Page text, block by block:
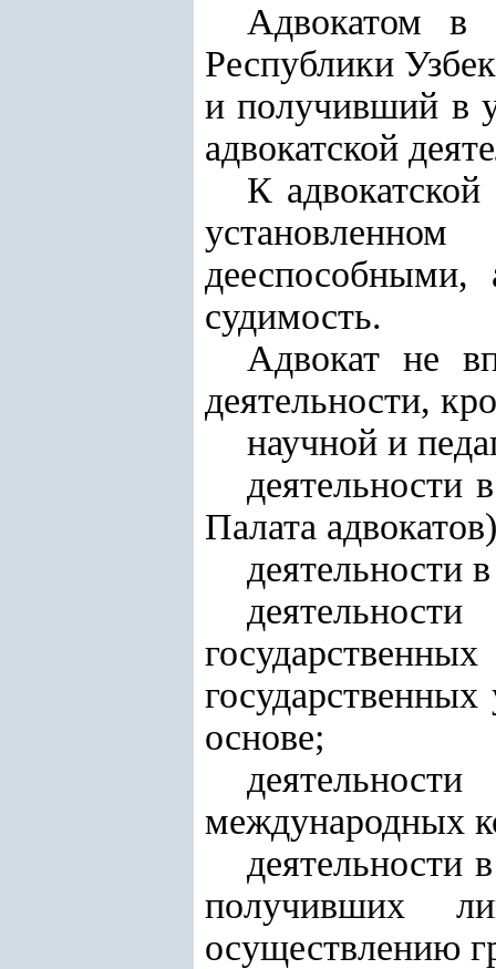
Адвокатом в
Республики
и получивший в
адвокатской
К
судимость.
Адвокат не
деятельности,
научной и
деятельности
Палата
деятельности
основе;
международных
деятельности
получивших
осуществлению